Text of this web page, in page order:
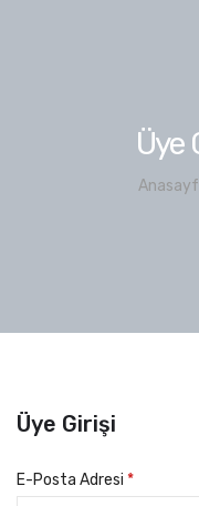
Üye
Üye Girişi
E-Posta Adresi *